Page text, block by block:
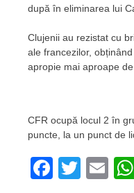
după în eliminarea lui
Clujenii au rezistat cu
ale francezilor,
apropie mai aproape
CFR ocupă locul 2 în
puncte, la un punct de
Twitter